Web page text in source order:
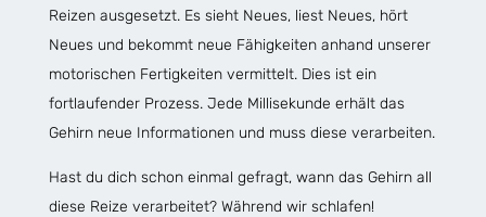
Reizen ausgesetzt. Es sieht Neues, liest Neues, hört
Neues und bekommt neue Fähigkeiten anhand unserer
motorischen Fertigkeiten vermittelt. Dies ist ein
fortlaufender Prozess. Jede Millisekunde erhält das
Gehirn neue Informationen und muss diese verarbeiten.
Hast du dich schon einmal gefragt, wann das Gehirn all
diese Reize verarbeitet? Während wir schlafen!